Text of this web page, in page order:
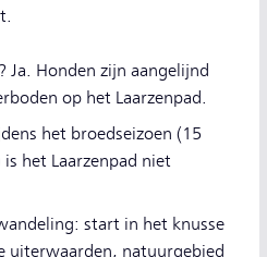
Ja. Honden zijn aangelijnd
op het Laarzenpad.
het broedseizoen (15
het Laarzenpad niet
start in het knusse
uiterwaarden, natuurgebied